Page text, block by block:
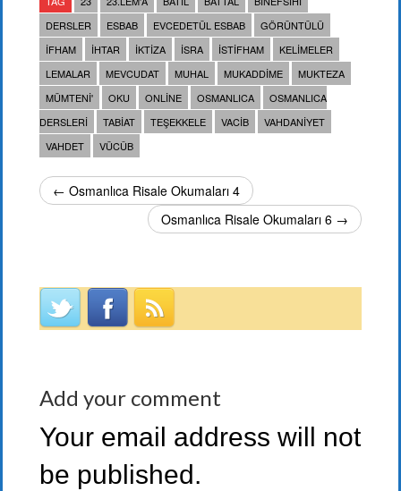
DERSLER
ESBAB EVCEDETÜL ESBAB
GÖRÜNTÜLÜ
IFHAM
IHTAR IKTIZA ISRA ISTIFHAM
KELIMELER
LEMALAR
MEVCUDAT MUHAL MUKADDIME
MUKTEZA
MÜMTENI'
OKU ONLINE OSMANLICA
OSMANLICA
DERSLERI
TABIAT TEŞEKKELE VACIB
VAHDANIYET
VAHDET
VÜCÛB
← Osmanlıca Risale Okumaları 4
Osmanlıca Risale Okumaları 6 →
Add your comment
Your email address will not
be published.